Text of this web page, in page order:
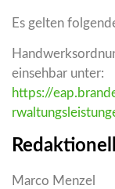
Es gelten
einsehbar unter:
https://
Marco Menzel